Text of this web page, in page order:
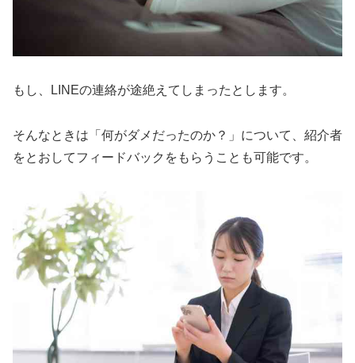
もし、LINEの連絡が途絶えてしまったとします。
そんなときは「何がダメだったのか？」について、紹介者
をとおしてフィードバックをもらうことも可能です。